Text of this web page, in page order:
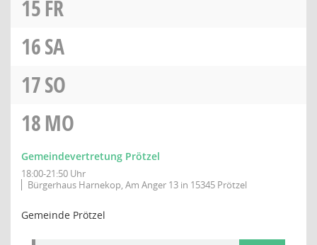
15FR
16SA
17SO
18MO
Gemeindevertretung Prötzel
18:00-21:50 Uhr
Bürgerhaus Harnekop, Am Anger 13 in 15345 Prötzel
Gemeinde Prötzel